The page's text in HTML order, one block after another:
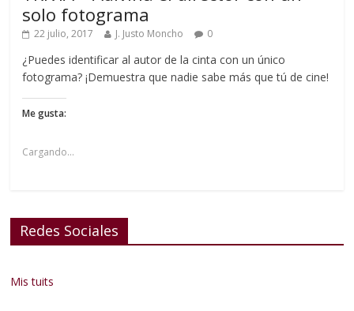
solo fotograma
22 julio, 2017 J. Justo Moncho 0
¿Puedes identificar al autor de la cinta con un único
fotograma? ¡Demuestra que nadie sabe más que tú de cine!
Me gusta:
Cargando...
Redes Sociales
Mis tuits